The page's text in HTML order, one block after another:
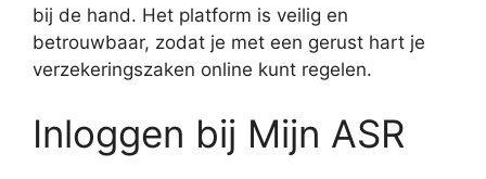
bij de hand. Het platform is veilig en
betrouwbaar, zodat je met een gerust hart je
verzekeringszaken online kunt regelen.
Inloggen bij Mijn ASR